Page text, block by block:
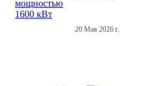
20 Мая 2026 г.